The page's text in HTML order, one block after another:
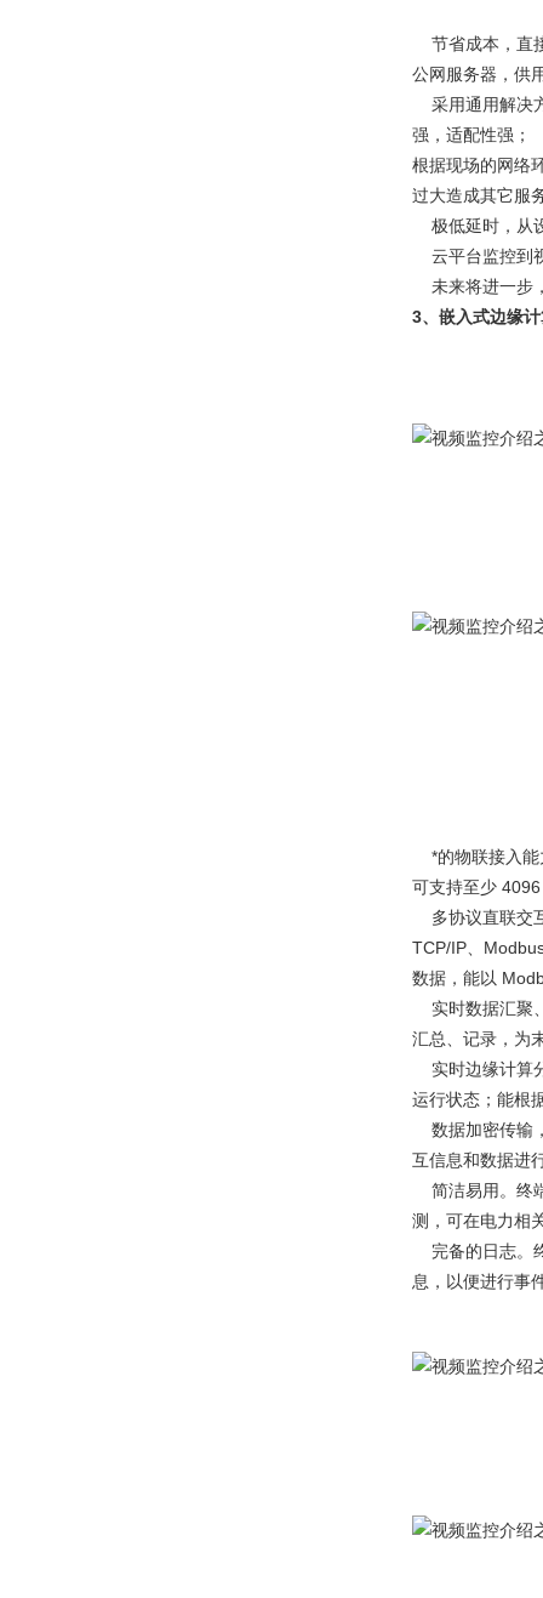
节省成本，直
公网服务器，供
采用通用解决
强，适配性强；
根据现场的网络
过大造成其它服
极低延时，从
云平台监控到
未来将进一步
3、嵌入式边缘
*的物联接入能
可支持至少
多协议直联交
TCP/IP、
数据，能以
实时数据汇聚
汇总、记录，为
实时边缘计算
运行状态；能根
数据加密传输
互信息和数据进
简洁易用。终
测，可在电力相
完备的日志。
息，以便进行事